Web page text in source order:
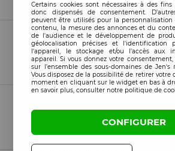
Prix : Veuillez vous connecter
Boite (Retail)
Compatible
Lot de 3 films verre trempé pour
avec moule de pose
Prix : Veuillez vous connecter
Boite (Retail)
Lot de 3 films verre trempé
avec moule de pose
Prix : Veuillez vous connecter
Certains cookies sont nécessaires à des
donc dispensés de consentement.
peuvent être utilisés pour la
contenu, la mesure des annonces et du
de l'audience et le développement de
géolocalisation précises et l'identification
l'appareil, le stockage et/ou l'accès aux
appareil. Si vous donnez votre
sur l’ensemble des sous-domaines de Jen's
Vous disposez de la possibilité de retirer
moment en cliquant sur le widget en bas à
en savoir plus, consulter notre politique de
CONFIGURER